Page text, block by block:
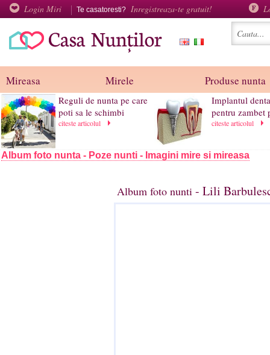
Login Miri Te casatoresti? Inregistreaza-te gratuit!
Mireasa Mirele Produse nunta
Reguli de nunta pe care
poti sa le schimbi
citeste articolul
Implantul
pentru zambet
citeste articolul
Album foto nunta - Poze nunti - Imagini mire si mireasa
Album foto nunti - Lili